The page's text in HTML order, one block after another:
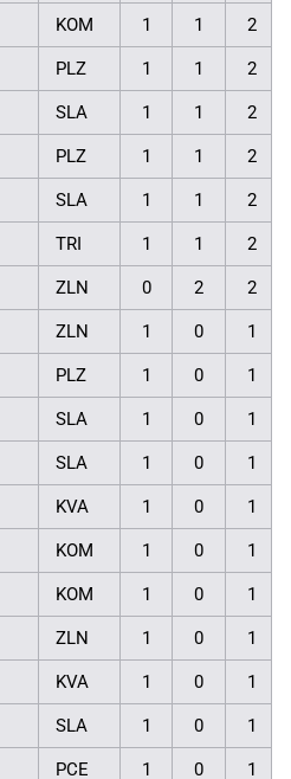
KOM 1 1 2
PLZ 1 1 2
SLA 1 1 2
PLZ 1 1 2
SLA 1 1 2
TRI 1 1 2
ZLN 0 2 2
ZLN 1 0 1
PLZ 1 0 1
SLA 1 0 1
SLA 1 0 1
KVA 1 0 1
KOM 1 0 1
KOM 1 0 1
ZLN 1 0 1
KVA 1 0 1
SLA 1 0 1
PCE 1 0 1